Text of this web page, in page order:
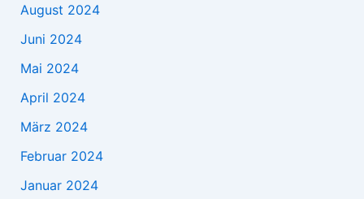
August 2024
Juni 2024
Mai 2024
April 2024
März 2024
Februar 2024
Januar 2024